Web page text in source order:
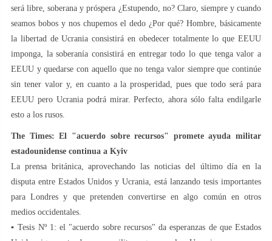
será libre, soberana y próspera ¿Estupendo, no? Claro, siempre y cuando
seamos bobos y nos chupemos el dedo ¿Por qué? Hombre, básicamente
la libertad de Ucrania consistirá en obedecer totalmente lo que EEUU
imponga, la soberanía consistirá en entregar todo lo que tenga valor a
EEUU y quedarse con aquello que no tenga valor siempre que continúe
sin tener valor y, en cuanto a la prosperidad, pues que todo será para
EEUU pero Ucrania podrá mirar. Perfecto, ahora sólo falta endilgarle
esto a los rusos.
The Times: El "acuerdo sobre recursos" promete ayuda militar
estadounidense continua a Kyiv
La prensa británica, aprovechando las noticias del último día en la
disputa entre Estados Unidos y Ucrania, está lanzando tesis importantes
para Londres y que pretenden convertirse en algo común en otros
medios occidentales.
▪️ Tesis Nº 1: el "acuerdo sobre recursos" da esperanzas de que Estados